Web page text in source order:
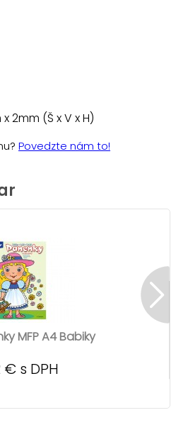
2mm (Š x V x H)
Povedzte nám to!
MFP A4 Babiky
€ s DPH